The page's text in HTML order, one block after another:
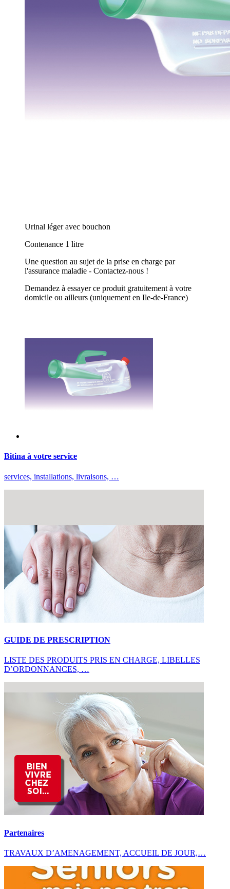
Urinal léger avec bouchon
Contenance 1 litre
Une question au sujet de la prise en charge par
l'assurance maladie - Contactez-nous !
Demandez à essayer ce produit gratuitement à votre
domicile ou ailleurs (uniquement en Ile-de-France)
Bitina à votre service
services, installations, livraisons, …
GUIDE DE PRESCRIPTION
LISTE DES PRODUITS PRIS EN CHARGE, LIBELLES
D’ORDONNANCES, …
Partenaires
TRAVAUX D’AMENAGEMENT, ACCUEIL DE JOUR,…